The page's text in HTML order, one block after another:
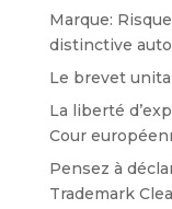
Marque:
distinctive
Le brevet
La liberté
Cour
Pensez à
Trademark